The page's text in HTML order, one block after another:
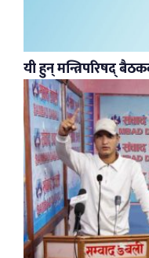
यी हुन् मन्त्रिपरिषद्